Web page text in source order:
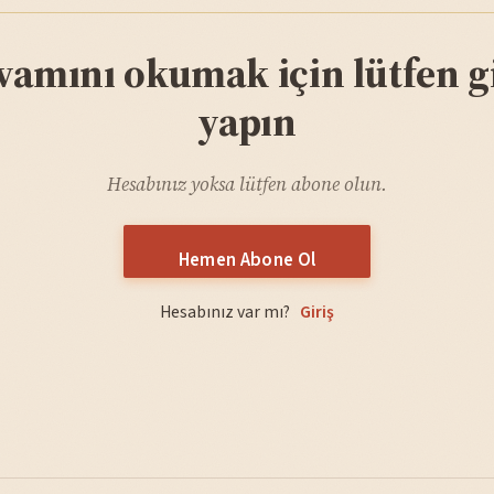
okumak için lütfen
yapın
Hesabınız yoksa lütfen abone olun.
Hemen Abone Ol
Hesabınız var mı? Giriş